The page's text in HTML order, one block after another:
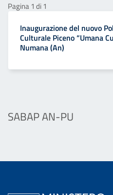
Pagina 1 di 1
Inaugurazione del nuovo
Culturale Piceno “Umana
Numana (An)
SABAP AN-PU